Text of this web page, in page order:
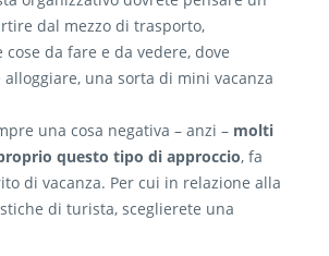
dal mezzo di trasporto,
cose da fare e da vedere, dove
alloggiare, una sorta di mini vacanza
una cosa negativa – anzi – molti
questo tipo di approccio, fa
di vacanza. Per cui in relazione alla
di turista, sceglierete una